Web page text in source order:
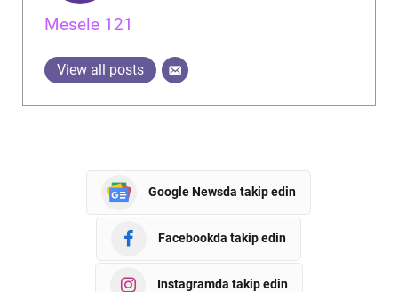
Mesele 121
View all posts
Google Newsda takip edin
Facebookda takip edin
Instagramda takip edin